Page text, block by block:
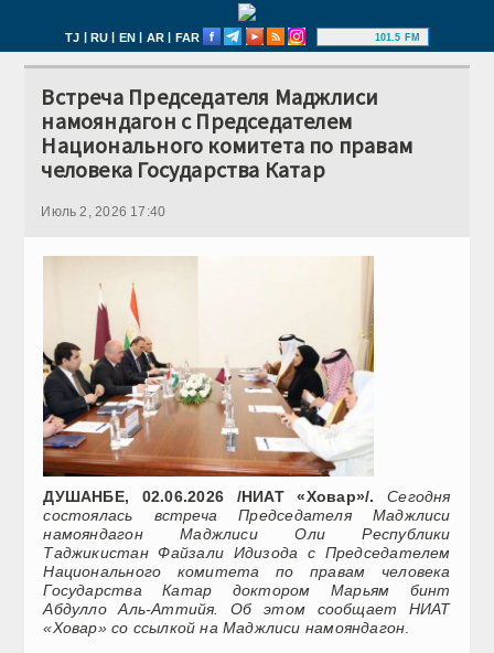
TJ | RU | EN | AR | FAR 101.5 FM
Встреча Председателя Маджлиси
намояндагон с Председателем
Национального комитета по правам
человека Государства Катар
Июль 2, 2026 17:40
ДУШАНБЕ, 02.06.2026 /НИАТ «Ховар»/.
Сегодня
состоялась встреча Председателя Маджлиси
намояндагон Маджлиси Оли Республики
Таджикистан Файзали Идизода с Председателем
Национального комитета по правам человека
Государства Катар доктором Марьям бинт
Абдулло Аль-Аттийя. Об этом сообщает НИАТ
«Ховар» со ссылкой на Маджлиси намояндагон